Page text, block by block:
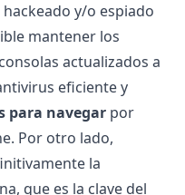
y/o espiado
mantener los
actualizados a
eficiente y
para navegar por
Por otro lado,
la
que es la clave del